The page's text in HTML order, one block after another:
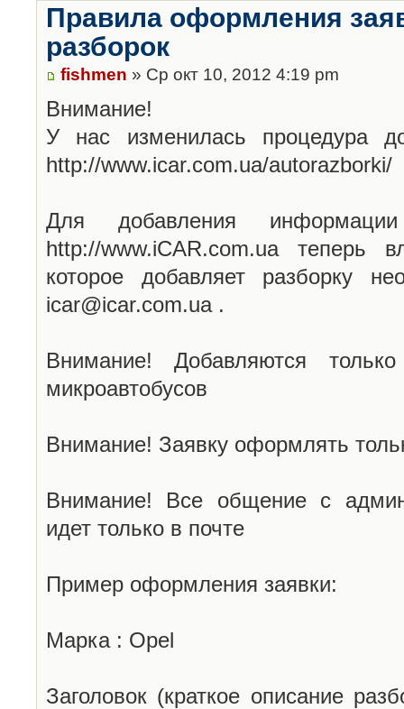
Правила оформления
разборок
fishmen » Ср окт 10, 2012 4:19 pm
Внимание!
У нас изменилась процедура
http://www.icar.com.ua/autorazborki/
Для добавления
http://www.iCAR.com.ua теперь
которое добавляет разборку
icar@icar.com.ua .
Внимание! Добавляются
микроавтобусов
Внимание! Заявку оформлять
Внимание! Все общение с
идет только в почте
Пример оформления заявки:
Марка : Opel
Заголовок (краткое описание